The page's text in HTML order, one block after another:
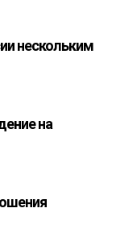
нескольким
на